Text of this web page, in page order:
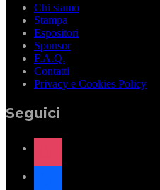
Chi siamo
Stampa
Espositori
Sponsor
F.A.Q.
Contatti
Privacy e Cookies Policy
Seguici
instagram
facebook